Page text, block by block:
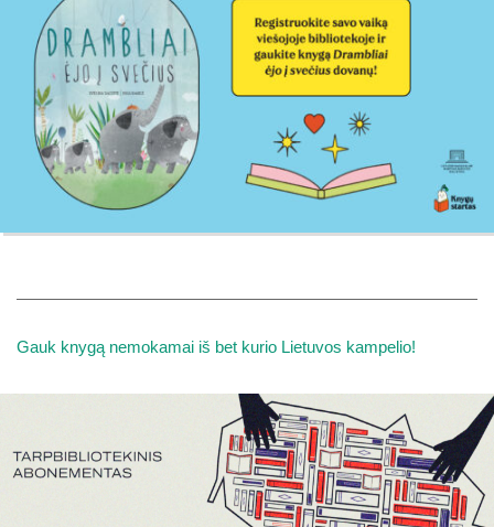
Gauk knygą nemokamai iš bet kurio Lietuvos kampelio!